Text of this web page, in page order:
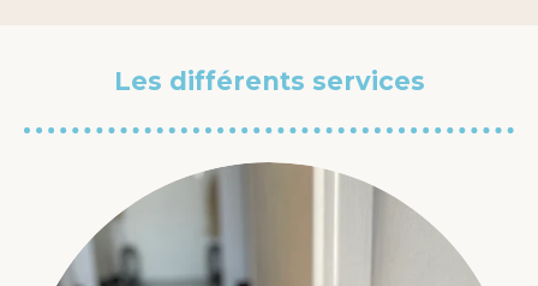
Les différents services